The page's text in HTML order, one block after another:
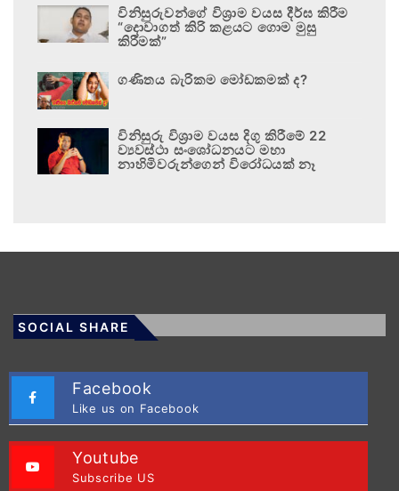
විනිසුරුවන්ගේ විශ්‍රාම වයස දීර්ඝ කිරීම
“දොවාගත් කිරි කළයට ගොම මුසු
කිරීමක්”
ගණිතය බැරිකම මෝඩකමක් ද?
විනිසුරු විශ්‍රාම වයස දිගු කිරීමේ 22
ව්‍යවස්ථා සංශෝධනයට මහා
නාහිමිවරුන්ගෙන් විරෝධයක් නෑ
SOCIAL SHARE
Facebook
Like us on Facebook
Youtube
Subscribe US